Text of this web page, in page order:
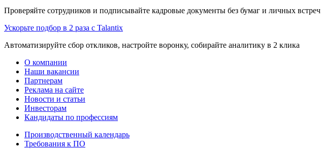
Проверяйте сотрудников и подписывайте кадровые документы без бумаг и личных встреч
Ускорьте подбор в 2 раза с Talantix
Автоматизируйте сбор откликов, настройте воронку, собирайте аналитику в 2 клика
О компании
Наши вакансии
Партнерам
Реклама на сайте
Новости и статьи
Инвесторам
Кандидаты по профессиям
Производственный календарь
Требования к ПО